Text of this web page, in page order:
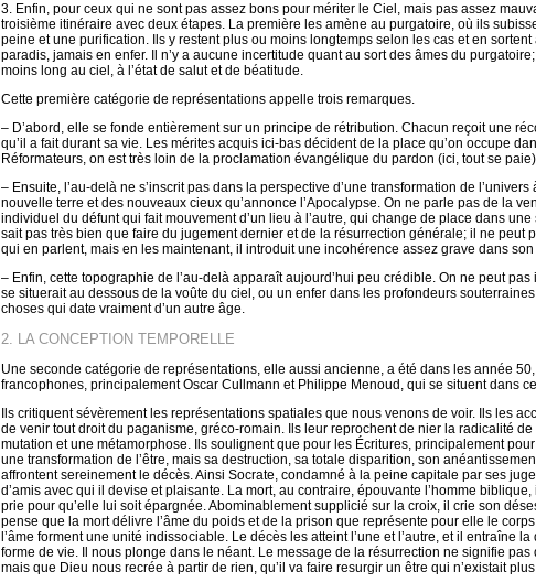
3. Enfin, pour ceux qui ne sont pas assez bons pour mériter le Ciel, mais pas assez
troisième itinéraire avec deux étapes. La première les amène au purgatoire, où ils
peine et une purification. Ils y restent plus ou moins longtemps selon les cas et en
paradis, jamais en enfer. Il n’y a aucune incertitude quant au sort des âmes du
moins long au ciel, à l’état de salut et de béatitude.
Cette première catégorie de représentations appelle trois remarques.
– D’abord, elle se fonde entièrement sur un principe de rétribution. Chacun reçoit une
qu’il a fait durant sa vie. Les mérites acquis ici-bas décident de la place qu’on occupe
Réformateurs, on est très loin de la proclamation évangélique du pardon (ici, tout se
– Ensuite, l’au-delà ne s’inscrit pas dans la perspective d’une transformation de
nouvelle terre et des nouveaux cieux qu’annonce l’Apocalypse. On ne parle pas de la
individuel du défunt qui fait mouvement d’un lieu à l’autre, qui change de place dans
sait pas très bien que faire du jugement dernier et de la résurrection générale; il ne peut
qui en parlent, mais en les maintenant, il introduit une incohérence assez grave dans
– Enfin, cette topographie de l’au-delà apparaît aujourd’hui peu crédible. On ne peut
se situerait au dessous de la voûte du ciel, ou un enfer dans les profondeurs
choses qui date vraiment d’un autre âge.
2. LA CONCEPTION TEMPORELLE
Une seconde catégorie de représentations, elle aussi ancienne, a été dans les année
francophones, principalement Oscar Cullmann et Philippe Menoud, qui se situent dans
Ils critiquent sévèrement les représentations spatiales que nous venons de voir. Ils les
de venir tout droit du paganisme, gréco-romain. Ils leur reprochent de nier la radicalité
mutation et une métamorphose. Ils soulignent que pour les Écritures, principalement
une transformation de l’être, mais sa destruction, sa totale disparition, son
affrontent sereinement le décès. Ainsi Socrate, condamné à la peine capitale par ses
d’amis avec qui il devise et plaisante. La mort, au contraire, épouvante l’homme
prie pour qu’elle lui soit épargnée. Abominablement supplicié sur la croix, il crie son
pense que la mort délivre l’âme du poids et de la prison que représente pour elle le
l’âme forment une unité indissociable. Le décès les atteint l’une et l’autre, et il entraîne
forme de vie. Il nous plonge dans le néant. Le message de la résurrection ne signifie
mais que Dieu nous recrée à partir de rien, qu’il va faire resurgir un être qui n’existait